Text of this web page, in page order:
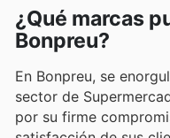
¿Qué marcas
Bonpreu?
En Bonpreu, se
sector de
por su firme